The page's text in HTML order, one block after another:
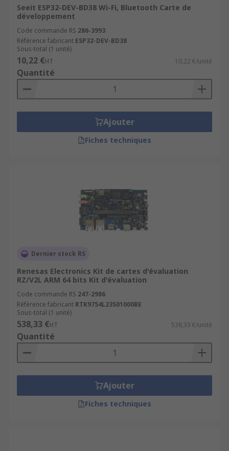
Seeit ESP32-DEV-BD38 Wi-Fi, Bluetooth Carte de
développement
Code commande RS 286-3993
Référence fabricant ESP32-DEV-BD38
Sous-total (1 unité)
10,22 €HT 10,22 €/unité
Quantité
Ajouter
Fiches techniques
Dernier stock RS
Renesas Electronics Kit de cartes d'évaluation
RZ/V2L ARM 64 bits Kit d'évaluation
Code commande RS 247-2986
Référence fabricant RTK9754L23S01000BE
Sous-total (1 unité)
538,33 €HT 538,33 €/unité
Quantité
Ajouter
Fiches techniques